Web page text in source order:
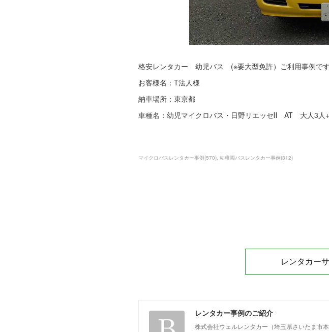
格安レンタカー 幼児バス (※要大型免許）ご利用事例です
お客様名：T法人様
納車場所：東京都
車種名：幼児マイクロバス・日野リエッセⅡ AT 大人3人
マイクロバスレンタカー事例(570) 幼稚園バスレンタカー事例(312)
レンタカー
レンタカー事例のご紹介
株式会社ウェルレンタカー（埼玉県さいたま市